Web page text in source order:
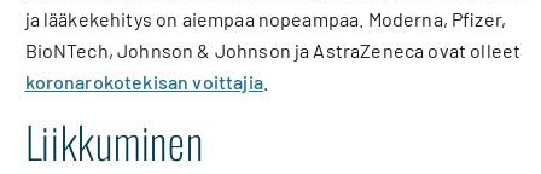
ja lääkekehitys on aiempaa nopeampaa. Moderna, Pfizer,
BioNTech, Johnson & Johnson ja AstraZeneca ovat olleet
koronarokotekisan voittajia.
Liikkuminen